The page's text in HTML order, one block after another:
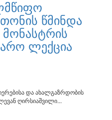
წმინდა
ლექცია
და ახალგაზრდობის
ღირსიაშვილი...